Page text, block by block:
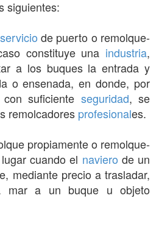
siguientes:
servicio de puerto o remolque-
constituye una industria,
a los buques la entrada y
o ensenada, en donde, por
suficiente seguridad, se
remolcadores profesionales.
propiamente o remolque-
cuando el naviero de un
mediante precio a trasladar,
mar a un buque u objeto